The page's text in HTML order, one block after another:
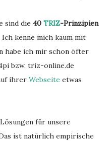
sind die 40 TRIZ-Prinzipien
kenne mich kaum mit
habe ich mir schon öfter
bzw. triz-online.de
ihrer Webseite etwas
für unsere
ist natürlich empirische